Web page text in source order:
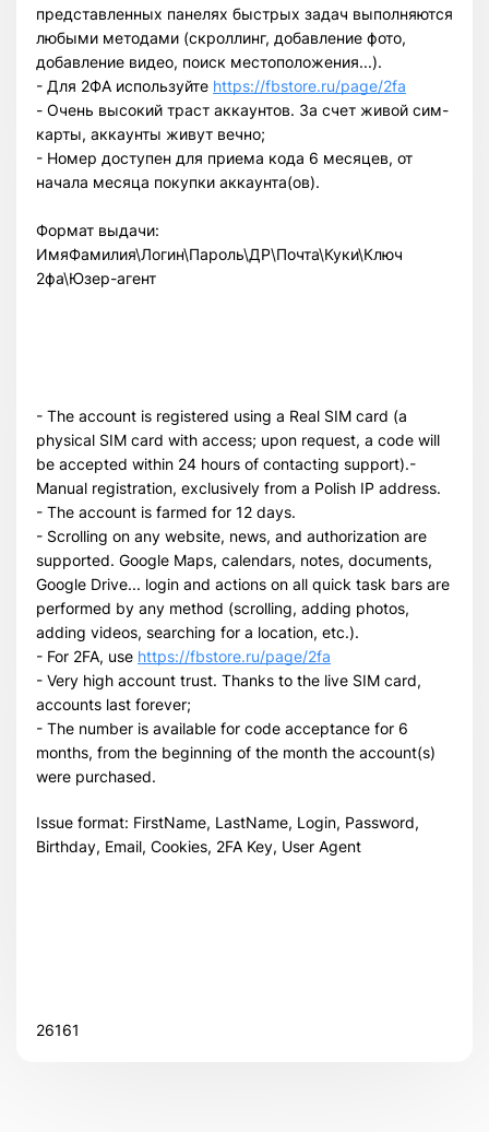
представленных панелях быстрых задач выполняются
любыми методами (скроллинг, добавление фото,
добавление видео, поиск местоположения...).
- Для 2ФА используйте https://fbstore.ru/page/2fa
- Очень высокий траст аккаунтов. За счет живой сим-
карты, аккаунты живут вечно;
- Номер доступен для приема кода 6 месяцев, от
начала месяца покупки аккаунта(ов).
Формат выдачи:
ИмяФамилия\Логин\Пароль\ДР\Почта\Куки\Ключ
2фа\Юзер-агент
- The account is registered using a Real SIM card (a
physical SIM card with access; upon request, a code will
be accepted within 24 hours of contacting support).-
Manual registration, exclusively from a Polish IP address.
- The account is farmed for 12 days.
- Scrolling on any website, news, and authorization are
supported. Google Maps, calendars, notes, documents,
Google Drive... login and actions on all quick task bars are
performed by any method (scrolling, adding photos,
adding videos, searching for a location, etc.).
- For 2FA, use https://fbstore.ru/page/2fa
- Very high account trust. Thanks to the live SIM card,
accounts last forever;
- The number is available for code acceptance for 6
months, from the beginning of the month the account(s)
were purchased.
Issue format: FirstName, LastName, Login, Password,
Birthday, Email, Cookies, 2FA Key, User Agent
26161
Всего позиций в корзине
Всего товара в корзине
(шт)
Сумма к оплате (без скидок)
$